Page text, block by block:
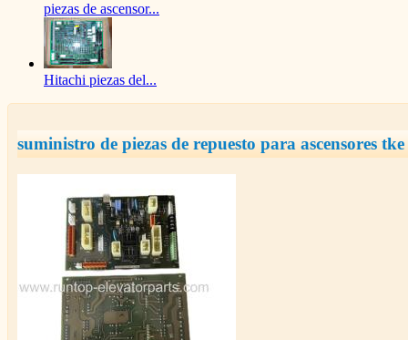
piezas de ascensor...
Hitachi piezas del...
suministro de piezas de repuesto para ascensores